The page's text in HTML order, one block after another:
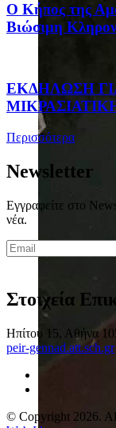
Ο Κήπος της
Βιώσιμη
ΕΚΔΗΛΩΣΗ
Περισσότερα
Newsletter
Εγγραφείτε στο
νέα.
Στοιχεία
Ηπίτου 15, Αθήνα
peir-gennad.att.sch.gr
© Copyright 2026.